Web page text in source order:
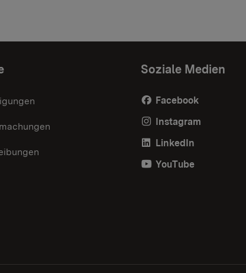
Soziale Medien
Facebook
Instagram
LinkedIn
YouTube